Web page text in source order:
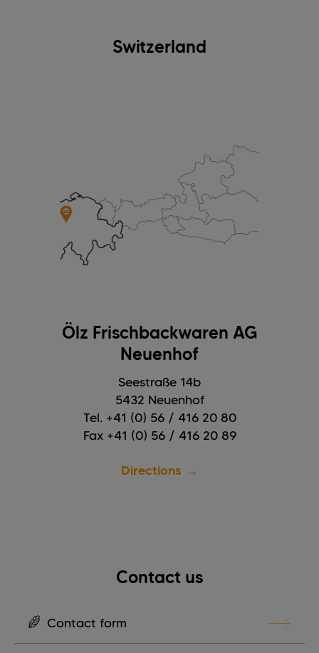
Switzerland
Ölz Frischbackwaren AG
Neuenhof
Seestraße 14b
5432 Neuenhof
Tel. +41 (0) 56 / 416 20 80
Fax +41 (0) 56 / 416 20 89
Directions →
Contact us
Contact form